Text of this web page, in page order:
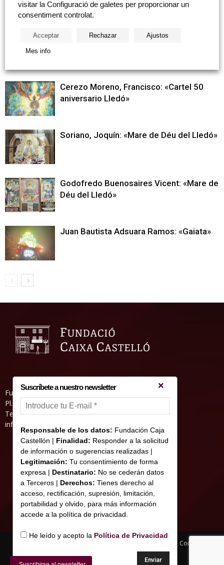
Articles relacionats Més del autor
Salvador Dalí: «Sèrie de taulells de
Cerezo Moreno, Francisco: «Cartel 50
aniversario Lledó»
Soriano, Joquín: «Mare de Déu del Lledó»
Godofredo Buenosaires Vicent: «Mare de
Déu del Lledó»
Juan Bautista Adsuara Ramos: «Gaiata»
Fundació Caixa Castelló • Casa Abadía
Pl. de l’Herba, s/nº. 12001 Castelló de la Plana
Telèfon 964 232 551 • Fax 964 231 550
informacion@fundacioncajacastellon.es
Contacte
© Copyright 2017 Fundació Caixa Castelló
Suscríbete a nuestro newsletter
Responsable de los datos: Fundación Caja
Castellón | Finalidad: Responder a la solicitud
de información o sugerencias realizadas |
Legitimación: Tu consentimiento de forma
expresa | Destinatario: No se cederán datos
a Terceros | Derechos: Tienes derecho al
acceso, rectificación, supresión, limitación,
portabilidad y olvido, para más información
accede a la política de privacidad.
He leído y acepto la Política de Privacidad
visitar la Configuració de galetes per proporcionar un
consentiment controlat.
Acceptar Rechazar Ajustos
Mes info